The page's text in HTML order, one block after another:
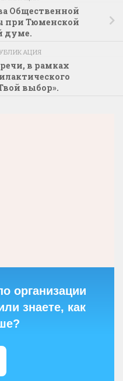
Общественной
при Тюменской
думе.
в рамках
выбор».
организации
знаете, как